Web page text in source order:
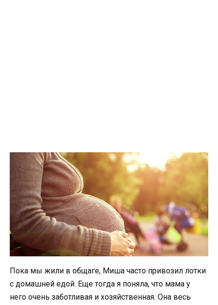
Пока мы жили в общаге, Миша часто привозил лотки
с домашней едой. Еще тогда я поняла, что мама у
него очень заботливая и хозяйственная. Она весь